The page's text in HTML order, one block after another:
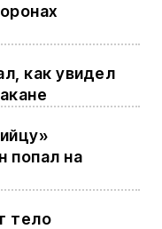
как увидел
попал на
тело